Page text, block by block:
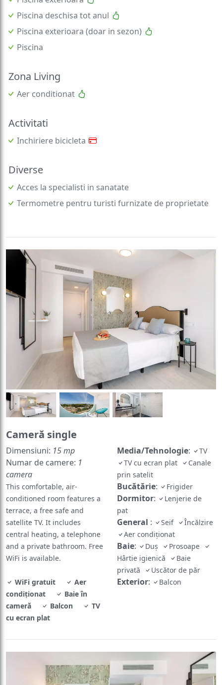
Piscina deschisa tot anul
Piscina exterioara (doar in sezon)
Piscina
Zona Living
Aer conditionat
Activitati
Inchiriere bicicleta
Diverse
Acces la specialisti in sanatate
Termometre pentru turisti furnizate de proprietate
Cameră single
Dimensiuni: 15 mp
Numar de camere: 1
camera
This comfortable, air-
conditioned room features a
terrace, a free safe and
satellite TV. It includes
central heating, a telephone
and a private bathroom. Free
WiFi is available.
WiFi gratuit
Aer
condiționat
Baie în
cameră
Balcon
TV
cu ecran plat
Media/Tehnologie:
TV
TV cu ecran plat
Canale
prin satelit
Bucătărie: Frigider
Dormitor:
Lenjerie de
pat
General : Seif
Încălzire
Aer condiționat
Baie: Duș
Prosoape
Hârtie igienică
Baie
privată
Uscător de păr
Exterior: Balcon